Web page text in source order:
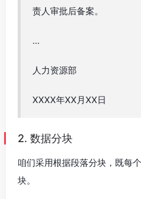
责人审批后备案。
…
人力资源部
XXXX年XX月XX日
2. 数据分块
咱们采用根据段落分块，既每
块。